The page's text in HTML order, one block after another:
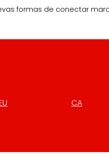
formas de conectar
CA
Tarjeta Oro